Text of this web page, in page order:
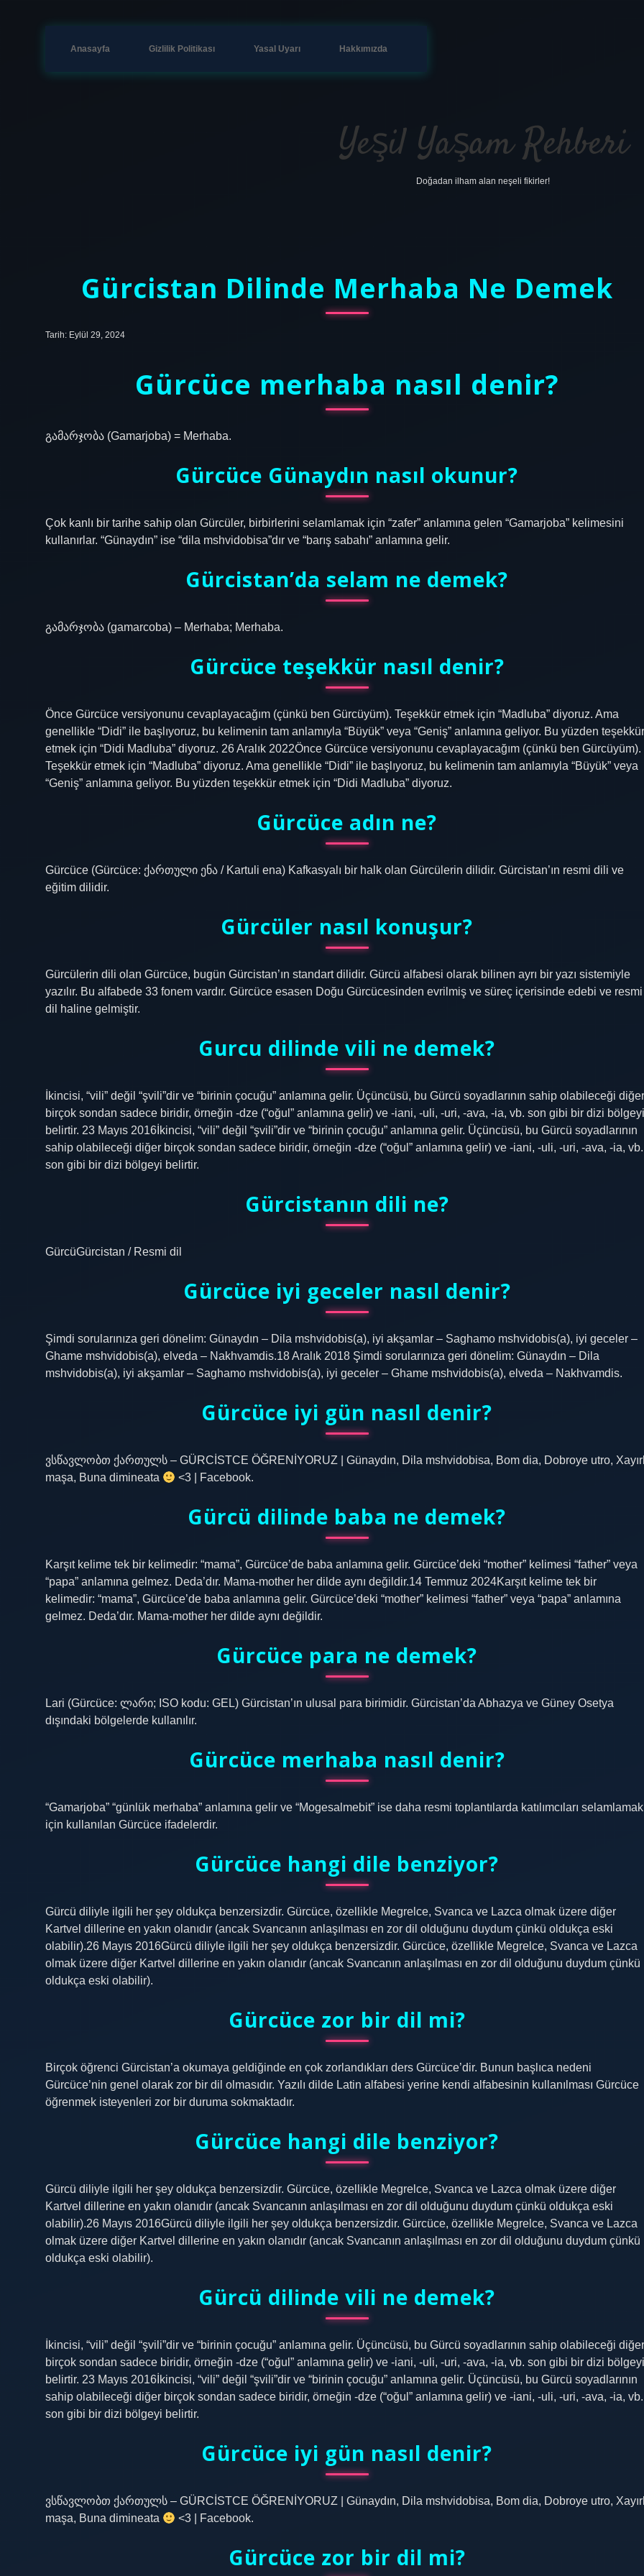
Anasayfa Gizlilik Politikası Yasal Uyarı Hakkımızda
Yeşil Yaşam Rehberi
Doğadan ilham alan neşeli fikirler!
Gürcistan Dilinde Merhaba Ne Demek
Tarih: Eylül 29, 2024
Gürcüce merhaba nasıl denir?
გამარჯობა (Gamarjoba) = Merhaba.
Gürcüce Günaydın nasıl okunur?
Çok kanlı bir tarihe sahip olan Gürcüler, birbirlerini selamlamak için “zafer” anlamına gelen “Gamarjoba” kelimesini
kullanırlar. “Günaydın” ise “dila mshvidobisa”dır ve “barış sabahı” anlamına gelir.
Gürcistan’da selam ne demek?
გამარჯობა (gamarcoba) – Merhaba; Merhaba.
Gürcüce teşekkür nasıl denir?
Önce Gürcüce versiyonunu cevaplayacağım (çünkü ben Gürcüyüm). Teşekkür etmek için “Madluba” diyoruz. Ama
genellikle “Didi” ile başlıyoruz, bu kelimenin tam anlamıyla “Büyük” veya “Geniş” anlamına geliyor. Bu yüzden teşekkür
etmek için “Didi Madluba” diyoruz. 26 Aralık 2022Önce Gürcüce versiyonunu cevaplayacağım (çünkü ben Gürcüyüm).
Teşekkür etmek için “Madluba” diyoruz. Ama genellikle “Didi” ile başlıyoruz, bu kelimenin tam anlamıyla “Büyük” veya
“Geniş” anlamına geliyor. Bu yüzden teşekkür etmek için “Didi Madluba” diyoruz.
Gürcüce adın ne?
Gürcüce (Gürcüce: ქართული ენა / Kartuli ena) Kafkasyalı bir halk olan Gürcülerin dilidir. Gürcistan’ın resmi dili ve
eğitim dilidir.
Gürcüler nasıl konuşur?
Gürcülerin dili olan Gürcüce, bugün Gürcistan’ın standart dilidir. Gürcü alfabesi olarak bilinen ayrı bir yazı sistemiyle
yazılır. Bu alfabede 33 fonem vardır. Gürcüce esasen Doğu Gürcücesinden evrilmiş ve süreç içerisinde edebi ve resmi
dil haline gelmiştir.
Gurcu dilinde vili ne demek?
İkincisi, “vili” değil “şvili”dir ve “birinin çocuğu” anlamına gelir. Üçüncüsü, bu Gürcü soyadlarının sahip olabileceği diğer
birçok sondan sadece biridir, örneğin -dze (“oğul” anlamına gelir) ve -iani, -uli, -uri, -ava, -ia, vb. son gibi bir dizi bölgeyi
belirtir. 23 Mayıs 2016İkincisi, “vili” değil “şvili”dir ve “birinin çocuğu” anlamına gelir. Üçüncüsü, bu Gürcü soyadlarının
sahip olabileceği diğer birçok sondan sadece biridir, örneğin -dze (“oğul” anlamına gelir) ve -iani, -uli, -uri, -ava, -ia, vb.
son gibi bir dizi bölgeyi belirtir.
Gürcistanın dili ne?
GürcüGürcistan / Resmi dil
Gürcüce iyi geceler nasıl denir?
Şimdi sorularınıza geri dönelim: Günaydın – Dila mshvidobis(a), iyi akşamlar – Saghamo mshvidobis(a), iyi geceler –
Ghame mshvidobis(a), elveda – Nakhvamdis.18 Aralık 2018 Şimdi sorularınıza geri dönelim: Günaydın – Dila
mshvidobis(a), iyi akşamlar – Saghamo mshvidobis(a), iyi geceler – Ghame mshvidobis(a), elveda – Nakhvamdis.
Gürcüce iyi gün nasıl denir?
ვსწავლობთ ქართულს – GÜRCİSTCE ÖĞRENİYORUZ | Günaydın, Dila mshvidobisa, Bom dia, Dobroye utro,
maşa, Buna dimineata
<3 | Facebook.
Gürcü dilinde baba ne demek?
Karşıt kelime tek bir kelimedir: “mama”, Gürcüce’de baba anlamına gelir. Gürcüce’deki “mother” kelimesi “father” veya
“papa” anlamına gelmez. Deda’dır. Mama-mother her dilde aynı değildir.14 Temmuz 2024Karşıt kelime tek bir
kelimedir: “mama”, Gürcüce’de baba anlamına gelir. Gürcüce’deki “mother” kelimesi “father” veya “papa” anlamına
gelmez. Deda’dır. Mama-mother her dilde aynı değildir.
Gürcüce para ne demek?
Lari (Gürcüce: ლარი; ISO kodu: GEL) Gürcistan’ın ulusal para birimidir. Gürcistan’da Abhazya ve Güney Osetya
dışındaki bölgelerde kullanılır.
Gürcüce merhaba nasıl denir?
“Gamarjoba” “günlük merhaba” anlamına gelir ve “Mogesalmebit” ise daha resmi toplantılarda katılımcıları selamlamak
için kullanılan Gürcüce ifadelerdir.
Gürcüce hangi dile benziyor?
Gürcü diliyle ilgili her şey oldukça benzersizdir. Gürcüce, özellikle Megrelce, Svanca ve Lazca olmak üzere diğer
Kartvel dillerine en yakın olanıdır (ancak Svancanın anlaşılması en zor dil olduğunu duydum çünkü oldukça eski
olabilir).26 Mayıs 2016Gürcü diliyle ilgili her şey oldukça benzersizdir. Gürcüce, özellikle Megrelce, Svanca ve Lazca
olmak üzere diğer Kartvel dillerine en yakın olanıdır (ancak Svancanın anlaşılması en zor dil olduğunu duydum çünkü
oldukça eski olabilir).
Gürcüce zor bir dil mi?
Birçok öğrenci Gürcistan’a okumaya geldiğinde en çok zorlandıkları ders Gürcüce’dir. Bunun başlıca nedeni
Gürcüce’nin genel olarak zor bir dil olmasıdır. Yazılı dilde Latin alfabesi yerine kendi alfabesinin kullanılması Gürcüce
öğrenmek isteyenleri zor bir duruma sokmaktadır.
Gürcüce hangi dile benziyor?
Gürcü diliyle ilgili her şey oldukça benzersizdir. Gürcüce, özellikle Megrelce, Svanca ve Lazca olmak üzere diğer
Kartvel dillerine en yakın olanıdır (ancak Svancanın anlaşılması en zor dil olduğunu duydum çünkü oldukça eski
olabilir).26 Mayıs 2016Gürcü diliyle ilgili her şey oldukça benzersizdir. Gürcüce, özellikle Megrelce, Svanca ve Lazca
olmak üzere diğer Kartvel dillerine en yakın olanıdır (ancak Svancanın anlaşılması en zor dil olduğunu duydum çünkü
oldukça eski olabilir).
Gürcü dilinde vili ne demek?
İkincisi, “vili” değil “şvili”dir ve “birinin çocuğu” anlamına gelir. Üçüncüsü, bu Gürcü soyadlarının sahip olabileceği diğer
birçok sondan sadece biridir, örneğin -dze (“oğul” anlamına gelir) ve -iani, -uli, -uri, -ava, -ia, vb. son gibi bir dizi bölgeyi
belirtir. 23 Mayıs 2016İkincisi, “vili” değil “şvili”dir ve “birinin çocuğu” anlamına gelir. Üçüncüsü, bu Gürcü soyadlarının
sahip olabileceği diğer birçok sondan sadece biridir, örneğin -dze (“oğul” anlamına gelir) ve -iani, -uli, -uri, -ava, -ia, vb.
son gibi bir dizi bölgeyi belirtir.
Gürcüce iyi gün nasıl denir?
ვსწავლობთ ქართულს – GÜRCİSTCE ÖĞRENİYORUZ | Günaydın, Dila mshvidobisa, Bom dia, Dobroye utro,
maşa, Buna dimineata
<3 | Facebook.
Gürcüce zor bir dil mi?